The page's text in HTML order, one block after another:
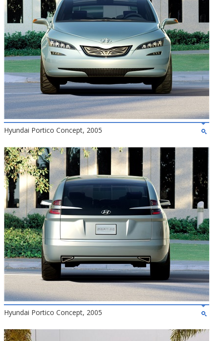
Hyundai Portico Concept, 2005
Hyundai Portico Concept, 2005